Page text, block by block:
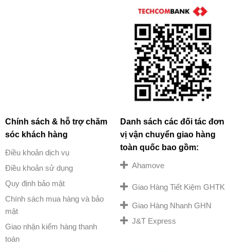
Chính sách & hỗ trợ chăm
sóc khách hàng
Điều khoản dịch vụ
Điều khoản sử dụng
Quy định bảo mật
Chính sách mua hàng và bảo
mật
Giao nhận kiểm hàng thanh
toán
Danh sách các đối tác đơn
vị vận chuyển giao hàng
toàn quốc bao gồm:
Ahamove
Giao Hàng Tiết Kiệm GHTK
Giao Hàng Nhanh GHN
J&T Express